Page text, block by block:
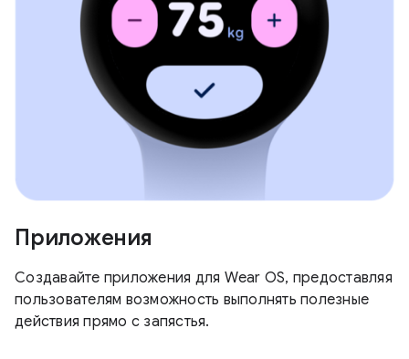
Приложения
Создавайте приложения для Wear OS, предоставляя
пользователям возможность выполнять полезные
действия прямо с запястья.